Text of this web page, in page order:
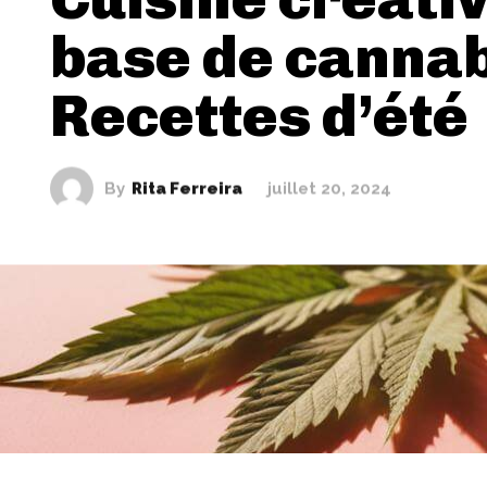
base de
Recettes d’été
By Rita Ferreira juillet 20, 2024